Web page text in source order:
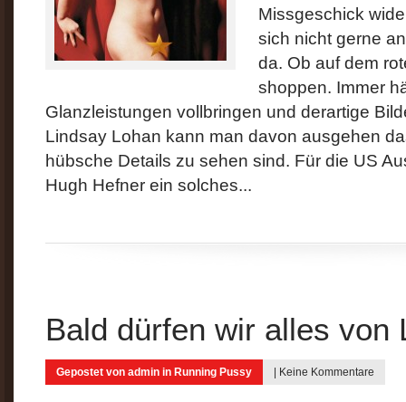
Missgeschick
sich nicht gerne
da. Ob auf dem
shoppen. Immer
Glanzleistungen vollbringen und derartige
Lindsay Lohan kann man davon ausgehen
hübsche Details zu sehen sind. Für die US
Hugh Hefner ein solches...
Bald dürfen wir alles von
Gepostet von admin in Running Pussy Keine Kommentare